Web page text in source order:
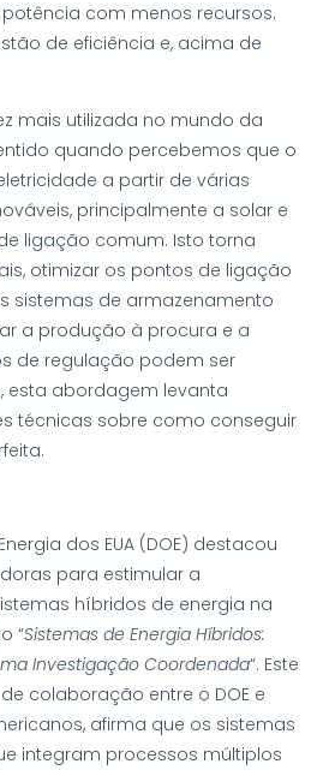
com menos recursos.
de eficiência e, acima de
mais utilizada no mundo da
quando percebemos que o
a partir de várias
principalmente a solar e
ligação comum. Isto torna
otimizar os pontos de ligação
sistemas de armazenamento
a produção à procura e a
de regulação podem ser
esta abordagem levanta
técnicas sobre como conseguir
dos EUA (DOE) destacou
para estimular a
híbridos de energia na
“Sistemas de Energia Híbridos:
Investigação Coordenada“. Este
colaboração entre o DOE e
afirma que os sistemas
integram processos múltiplos